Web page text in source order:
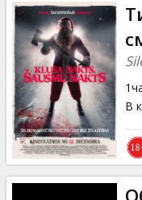
Подарки
Кинозакуски
B2B
Клуб
В